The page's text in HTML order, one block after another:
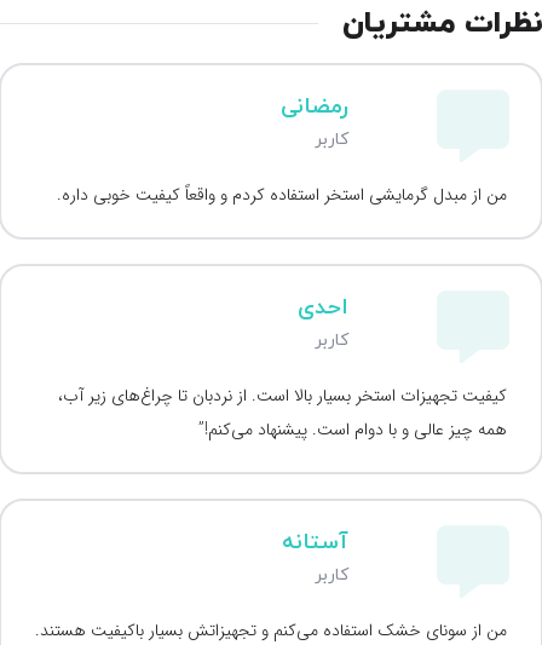
مشتریان
رمضانی
کاربر
من از مبدل گرمایشی استخر استفاده کردم و واقعاً کیفیت خوبی داره.
احدی
کاربر
کیفیت تجهیزات استخر بسیار بالا است. از نردبان تا چراغ‌های زیر آب،
همه چیز عالی و با دوام است. پیشنهاد می‌کنم!”
آستانه
کاربر
من از سونای خشک استفاده می‌کنم و تجهیزاتش بسیار باکیفیت هستند.